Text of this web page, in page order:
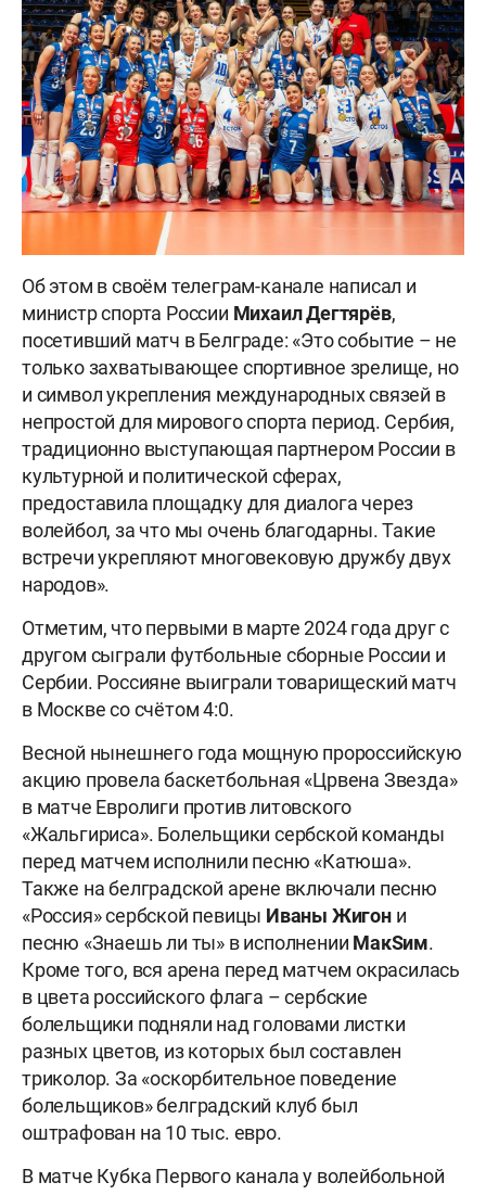
Об этом в своём телеграм-канале написал и
министр спорта России Михаил Дегтярёв,
посетивший матч в Белграде: «Это событие – не
только захватывающее спортивное зрелище, но
и символ укрепления международных связей в
непростой для мирового спорта период. Сербия,
традиционно выступающая партнером России в
культурной и политической сферах,
предоставила площадку для диалога через
волейбол, за что мы очень благодарны. Такие
встречи укрепляют многовековую дружбу двух
народов».
Отметим, что первыми в марте 2024 года друг с
другом сыграли футбольные сборные России и
Сербии. Россияне выиграли товарищеский матч
в Москве со счётом 4:0.
Весной нынешнего года мощную пророссийскую
акцию провела баскетбольная «Црвена Звезда»
в матче Евролиги против литовского
«Жальгириса». Болельщики сербской команды
перед матчем исполнили песню «Катюша».
Также на белградской арене включали песню
«Россия» сербской певицы Иваны Жигони
песню «Знаешь ли ты» в исполнении МакSим.
Кроме того, вся арена перед матчем окрасилась
в цвета российского флага – сербские
болельщики подняли над головами листки
разных цветов, из которых был составлен
триколор. За «оскорбительное поведение
болельщиков» белградский клуб был
оштрафован на 10 тыс. евро.
В матче Кубка Первого канала у волейбольной